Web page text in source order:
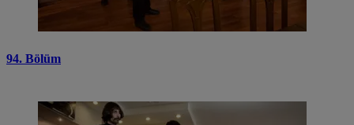
94. Bölüm